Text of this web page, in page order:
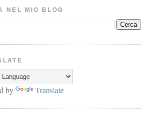
NEL MIO BLOG
by Translate